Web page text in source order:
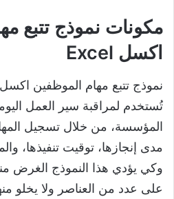
مكونات نموذج تتبع
اكسل Excel
تُستخدم لمراقبة سير العمل
المؤسسة، من خلال تسجيل
مدى إنجازها، توقيت تنفيذها،
وكي يؤدي هذا النموذج الغرض
على عدد من العناصر ولا يخلو